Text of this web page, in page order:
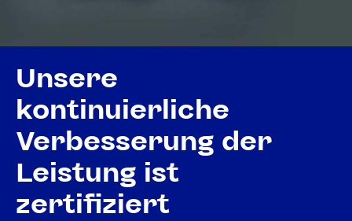
Unsere
kontinuierliche
Verbesserung der
Leistung ist
zertifiziert